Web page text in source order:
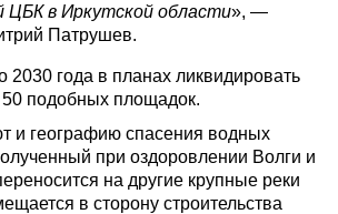
ЦБК в Иркутской области», —
Патрушев.
2030 года в планах ликвидировать
подобных площадок.
и географию спасения водных
при оздоровлении Волги и
на другие крупные реки
в сторону строительства